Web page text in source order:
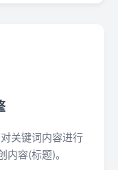
关键词内容进行
容(标题)。